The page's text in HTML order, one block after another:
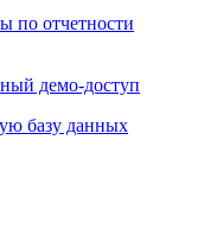
базу данных